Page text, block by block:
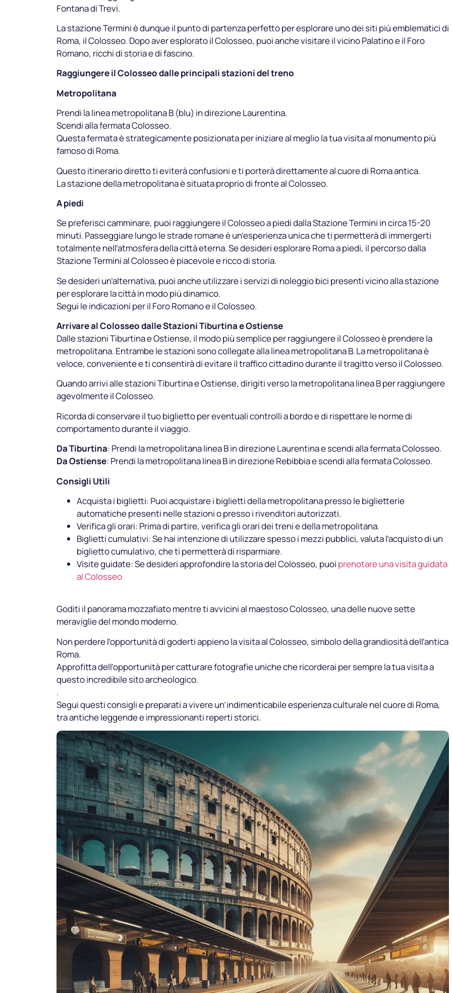
Fontana di Trevi.
La stazione Termini è dunque il punto di partenza perfetto per esplorare uno dei siti più emblematici di
Roma, il Colosseo. Dopo aver esplorato il Colosseo, puoi anche visitare il vicino Palatino e il Foro
Romano, ricchi di storia e di fascino.
Raggiungere il Colosseo dalle principali stazioni del treno
Metropolitana
Prendi la linea metropolitana B (blu) in direzione Laurentina.
Scendi alla fermata Colosseo.
Questa fermata è strategicamente posizionata per iniziare al meglio la tua visita al monumento più
famoso di Roma.
Questo itinerario diretto ti eviterà confusioni e ti porterà direttamente al cuore di Roma antica.
La stazione della metropolitana è situata proprio di fronte al Colosseo.
A piedi
Se preferisci camminare, puoi raggiungere il Colosseo a piedi dalla Stazione Termini in circa 15-20
minuti. Passeggiare lungo le strade romane è un’esperienza unica che ti permetterà di immergerti
totalmente nell’atmosfera della città eterna. Se desideri esplorare Roma a piedi, il percorso dalla
Stazione Termini al Colosseo è piacevole e ricco di storia.
Se desideri un’alternativa, puoi anche utilizzare i servizi di noleggio bici presenti vicino alla stazione
per esplorare la città in modo più dinamico.
Segui le indicazioni per il Foro Romano e il Colosseo.
Arrivare al Colosseo dalle Stazioni Tiburtina e Ostiense
Dalle stazioni Tiburtina e Ostiense, il modo più semplice per raggiungere il Colosseo è prendere la
metropolitana. Entrambe le stazioni sono collegate alla linea metropolitana B. La metropolitana è
veloce, conveniente e ti consentirà di evitare il traffico cittadino durante il tragitto verso il Colosseo.
Quando arrivi alle stazioni Tiburtina e Ostiense, dirigiti verso la metropolitana linea B per raggiungere
agevolmente il Colosseo.
Ricorda di conservare il tuo biglietto per eventuali controlli a bordo e di rispettare le norme di
comportamento durante il viaggio.
Da Tiburtina: Prendi la metropolitana linea B in direzione Laurentina e scendi alla fermata Colosseo.
Da Ostiense: Prendi la metropolitana linea B in direzione Rebibbia e scendi alla fermata Colosseo.
Consigli Utili
Acquista i biglietti: Puoi acquistare i biglietti della metropolitana presso le biglietterie
automatiche presenti nelle stazioni o presso i rivenditori autorizzati.
Verifica gli orari: Prima di partire, verifica gli orari dei treni e della metropolitana.
Biglietti cumulativi: Se hai intenzione di utilizzare spesso i mezzi pubblici, valuta l’acquisto di un
biglietto cumulativo, che ti permetterà di risparmiare.
Visite guidate: Se desideri approfondire la storia del Colosseo, puoi prenotare una visita guidata
al Colosseo
Goditi il panorama mozzafiato mentre ti avvicini al maestoso Colosseo, una delle nuove sette
meraviglie del mondo moderno.
Non perdere l’opportunità di goderti appieno la visita al Colosseo, simbolo della grandiosità dell’antica
Roma.
Approfitta dell’opportunità per catturare fotografie uniche che ricorderai per sempre la tua visita a
questo incredibile sito archeologico.
.
Segui questi consigli e preparati a vivere un’indimenticabile esperienza culturale nel cuore di Roma,
tra antiche leggende e impressionanti reperti storici.